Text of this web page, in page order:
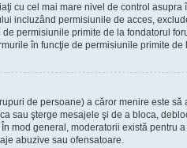
cu cel mai mare nivel de control asupra
incluzând permisiunile de acces,
permisiunile primite de la fondatorul
în funcţie de permisiunile primite de
de persoane) a căror menire este
sau şterge mesajele şi de a bloca,
mod general, moderatorii există pentru
abuzive sau ofensatoare.